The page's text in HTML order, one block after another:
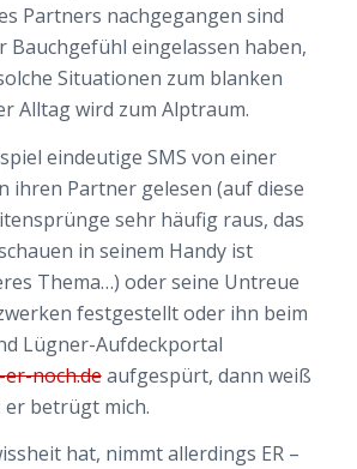
Partners nachgegangen sind
Bauchgefühl eingelassen haben,
Situationen zum blanken
Alltag wird zum Alptraum.
eindeutige SMS von einer
ihren Partner gelesen (auf diese
sehr häufig raus, das
in seinem Handy ist
Thema…) oder seine Untreue
festgestellt oder ihn beim
Lügner-Aufdeckportal
noch.deaufgespürt, dann weiß
er betrügt mich.
hat, nimmt allerdings ER –